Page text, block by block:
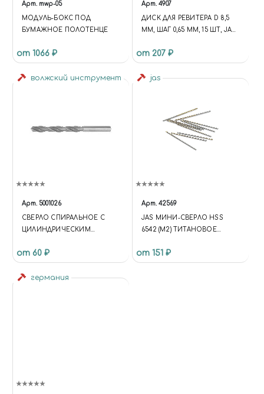
Арт. mwp-05
МОДУЛЬ-БОКС ПОД
БУМАЖНОЕ ПОЛОТЕНЦЕ
от 1066 ₽
Арт. 4907
ДИСК ДЛЯ РЕВИТЕРА D 8,5
ММ, ШАГ 0,65 ММ, 15 ШТ, JAS
от 207 ₽
волжский инструмент
Арт. 5001026
СВЕРЛО СПИРАЛЬНОЕ С
ЦИЛИНДРИЧЕСКИМ
от 60 ₽
jas
Арт. 42569
JAS МИНИ-СВЕРЛО HSS
6542 (M2) ТИТАНОВОЕ
от 151 ₽
германия